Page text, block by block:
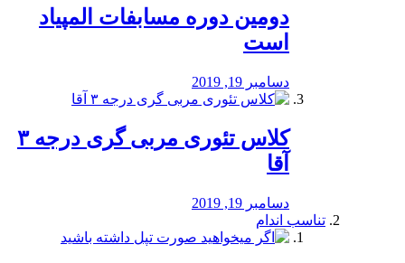
دومین دوره مسابفات المپیاد
است
دسامبر 19, 2019
کلاس تئوری مربی گری درجه ۳
آقا
دسامبر 19, 2019
تناسب اندام